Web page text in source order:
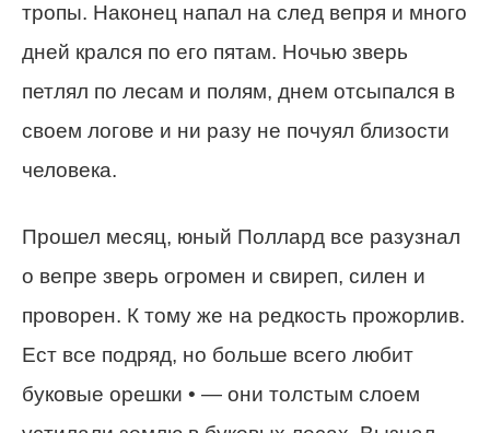
тропы. Наконец напал на след вепря и много
дней крался по его пятам. Ночью зверь
петлял по лесам и полям, днем отсыпался в
своем логове и ни разу не почуял близости
человека.
Прошел месяц, юный Поллард все разузнал
о вепре зверь огромен и свиреп, силен и
проворен. К тому же на редкость прожорлив.
Ест все подряд, но больше всего любит
буковые орешки • — они толстым слоем